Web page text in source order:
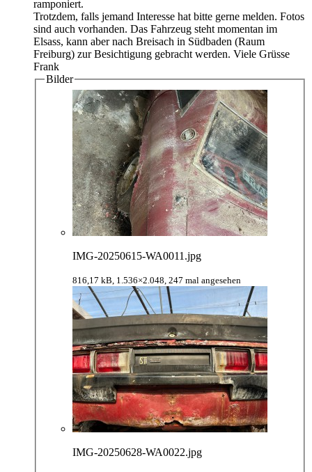
ramponiert.
Trotzdem, falls jemand Interesse hat bitte gerne melden. Fotos
sind auch vorhanden. Das Fahrzeug steht momentan im
Elsass, kann aber nach Breisach in Südbaden (Raum
Freiburg) zur Besichtigung gebracht werden. Viele Grüsse
Frank
Bilder
IMG-20250615-WA0011.jpg
816,17 kB, 1.536×2.048, 247 mal angesehen
IMG-20250628-WA0022.jpg